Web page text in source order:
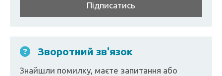
Підписатись
Зворотний зв'язок
Знайшли помилку, маєте запитання або